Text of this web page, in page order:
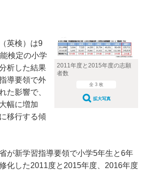
2011年度と2015年度の志願
者数
全 3 枚
拡大写真
英検）は9
検定の小学
析した結果
導要領で外
た影響で、
幅に増加
移行する傾
が新学習指導要領で小学5年生と6年
化した2011度と2015年度、2016年度